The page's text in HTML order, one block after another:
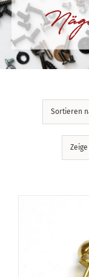
Sortieren
Zeige